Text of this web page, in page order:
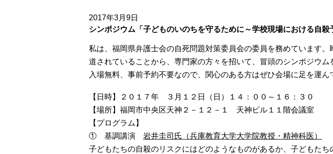
2017年3月9日
シンポジウム「子どものいのちを守るために～学校現場における自殺
私は、福岡県弁護士会の自死問題対策委員会の委員を務めています
道されていることから、専門家の方々を招いて、冒頭のシンポジウム
入場無料、事前予約不要なので、関心のある方はぜひ会場に足を運ん
【日時】２０１７年 ３月１２日（日）１４：００～１６：３０
【場所】福岡市中央区天神２－１２－１ 天神ビル１１階会議室
【プログラム】
① 基調講演 岩井圭司氏（兵庫教育大学大学院教授・精神科医）
子どもたちの自殺のリスクにはどのようなものがあるか、子どもた